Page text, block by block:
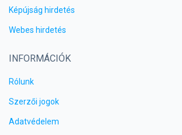
Képújság hirdetés
Webes hirdetés
INFORMÁCIÓK
Rólunk
Szerzői jogok
Adatvédelem